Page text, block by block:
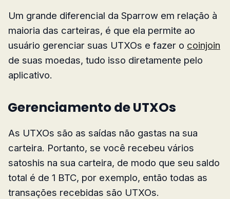
Um grande diferencial da Sparrow em relação à
maioria das carteiras, é que ela permite ao
usuário gerenciar suas UTXOs e fazer o coinjoin
de suas moedas, tudo isso diretamente pelo
aplicativo.
Gerenciamento de UTXOs
As UTXOs são as saídas não gastas na sua
carteira. Portanto, se você recebeu vários
satoshis na sua carteira, de modo que seu saldo
total é de 1 BTC, por exemplo, então todas as
transações recebidas são UTXOs.